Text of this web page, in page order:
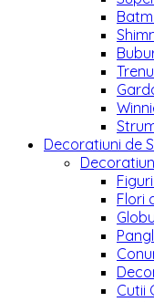
Decoratiuni de
Flori
Cutii